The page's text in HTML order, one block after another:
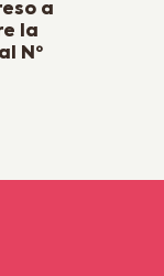
a
la
Nº